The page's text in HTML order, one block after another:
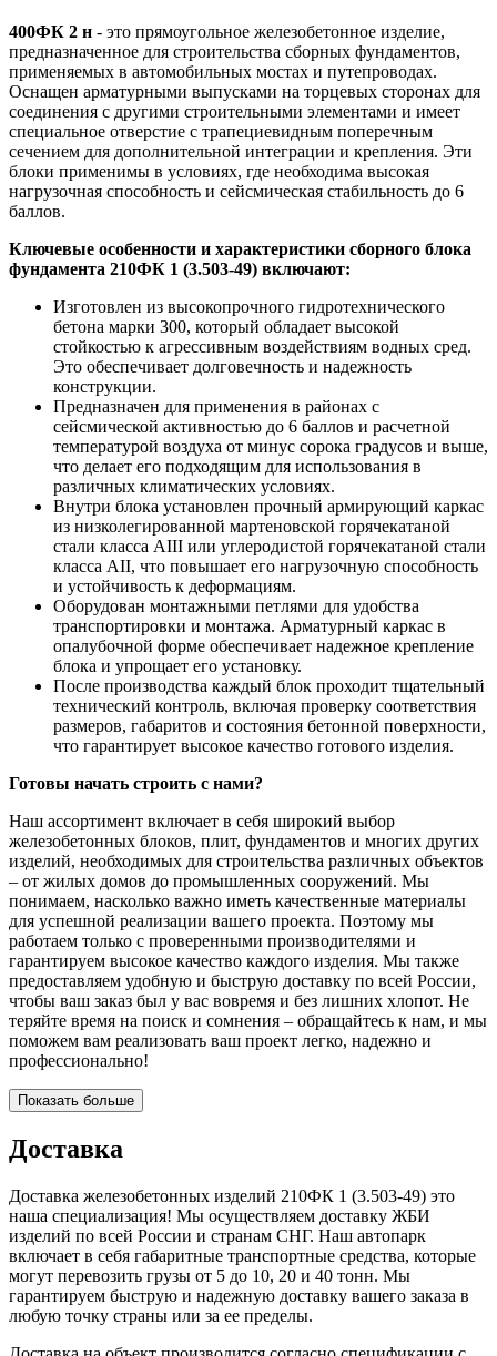
400ФК 2 н - это прямоугольное железобетонное изделие,
предназначенное для строительства сборных фундаментов,
применяемых в автомобильных мостах и путепроводах.
Оснащен арматурными выпусками на торцевых сторонах для
соединения с другими строительными элементами и имеет
специальное отверстие с трапециевидным поперечным
сечением для дополнительной интеграции и крепления. Эти
блоки применимы в условиях, где необходима высокая
нагрузочная способность и сейсмическая стабильность до 6
баллов.
Ключевые особенности и характеристики сборного блока
фундамента 210ФК 1 (3.503-49) включают:
Изготовлен из высокопрочного гидротехнического
бетона марки 300, который обладает высокой
стойкостью к агрессивным воздействиям водных сред.
Это обеспечивает долговечность и надежность
конструкции.
Предназначен для применения в районах с
сейсмической активностью до 6 баллов и расчетной
температурой воздуха от минус сорока градусов и выше,
что делает его подходящим для использования в
различных климатических условиях.
Внутри блока установлен прочный армирующий каркас
из низколегированной мартеновской горячекатаной
стали класса AIII или углеродистой горячекатаной стали
класса AII, что повышает его нагрузочную способность
и устойчивость к деформациям.
Оборудован монтажными петлями для удобства
транспортировки и монтажа. Арматурный каркас в
опалубочной форме обеспечивает надежное крепление
блока и упрощает его установку.
После производства каждый блок проходит тщательный
технический контроль, включая проверку соответствия
размеров, габаритов и состояния бетонной поверхности,
что гарантирует высокое качество готового изделия.
Готовы начать строить с нами?
Наш ассортимент включает в себя широкий выбор
железобетонных блоков, плит, фундаментов и многих других
изделий, необходимых для строительства различных объектов
– от жилых домов до промышленных сооружений. Мы
понимаем, насколько важно иметь качественные материалы
для успешной реализации вашего проекта. Поэтому мы
работаем только с проверенными производителями и
гарантируем высокое качество каждого изделия. Мы также
предоставляем удобную и быструю доставку по всей России,
чтобы ваш заказ был у вас вовремя и без лишних хлопот. Не
теряйте время на поиск и сомнения – обращайтесь к нам, и мы
поможем вам реализовать ваш проект легко, надежно и
профессионально!
Показать больше
Доставка
Доставка железобетонных изделий 210ФК 1 (3.503-49) это
наша специализация! Мы осуществляем доставку ЖБИ
изделий по всей России и странам СНГ. Наш автопарк
включает в себя габаритные транспортные средства, которые
могут перевозить грузы от 5 до 10, 20 и 40 тонн. Мы
гарантируем быструю и надежную доставку вашего заказа в
любую точку страны или за ее пределы.